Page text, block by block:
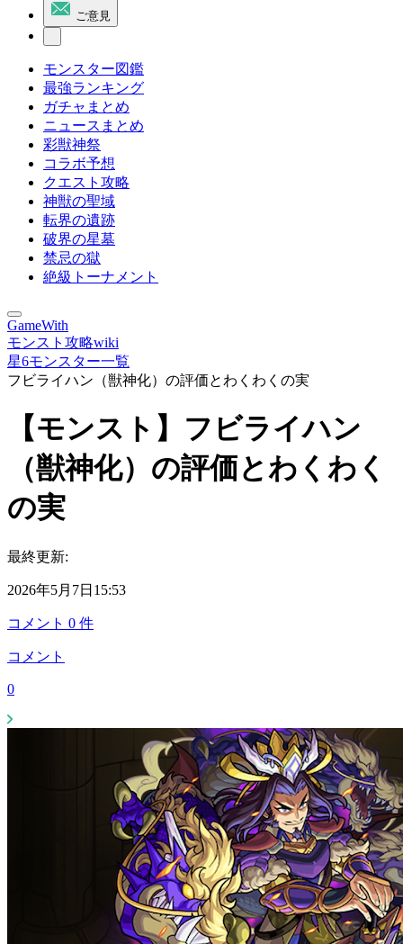
ご意見
モンスター図鑑
最強ランキング
ガチャまとめ
ニュースまとめ
彩獣神祭
コラボ予想
クエスト攻略
神獣の聖域
転界の遺跡
破界の星墓
禁忌の獄
絶級トーナメント
GameWith
モンスト攻略wiki
星6モンスター一覧
フビライハン（獣神化）の評価とわくわくの実
【モンスト】フビライハン
（獣神化）の評価とわくわく
の実
最終更新:
2026年5月7日15:53
コメント 0 件
コメント
0